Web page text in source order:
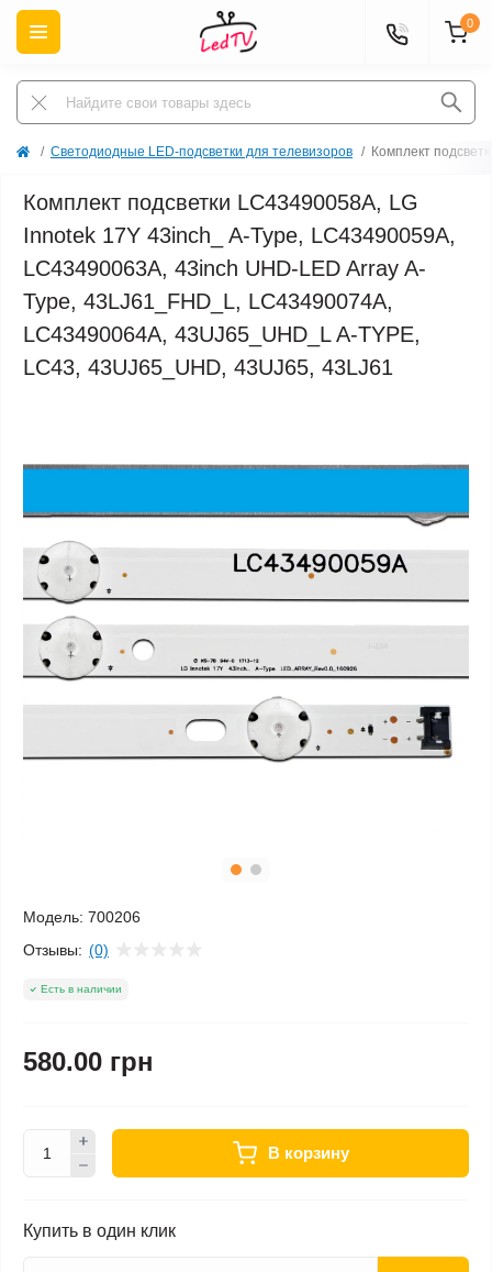
0
Светодиодные LED-подсветки для телевизоров Комплект
Комплект подсветки LC43490058A, LG
Innotek 17Y 43inch_ A-Type, LC43490059A,
LC43490063A, 43inch UHD-LED Array A-
Type, 43LJ61_FHD_L, LC43490074A,
LC43490064A, 43UJ65_UHD_L A-TYPE,
LC43, 43UJ65_UHD, 43UJ65, 43LJ61
Модель: 700206
Отзывы: (0)
Есть в наличии
580.00 грн
В корзину
Купить в один клик